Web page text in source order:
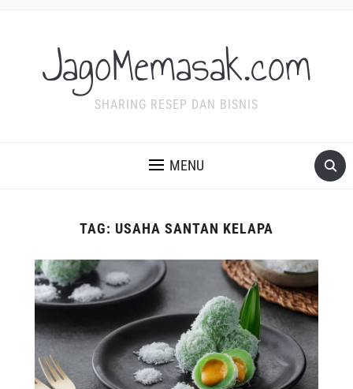
JagoMemasak.com
SHARING RESEP DAN BISNIS
MENU
TAG: USAHA SANTAN KELAPA